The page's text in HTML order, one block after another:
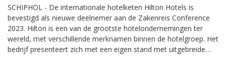
SCHIPHOL - De internationale hotelketen Hilton Hotels is
bevestigd als nieuwe deelnemer aan de Zakenreis Conference
2023. Hilton is een van de grootste hotelondernemingen ter
wereld, met verschillende merknamen binnen de hotelgroep. Het
bedrijf presenteert zich met een eigen stand met uitgebreide